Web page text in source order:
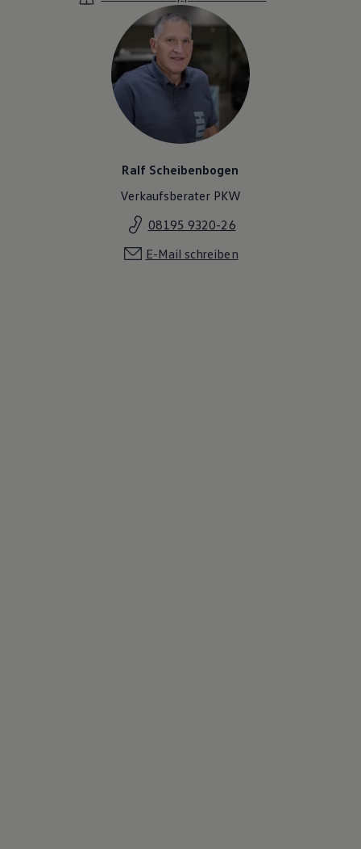
Ralf Scheibenbogen
Verkaufsberater PKW
08195 9320-26
E-Mail schreiben